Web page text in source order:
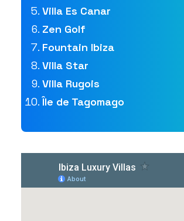
Villa Es Canar
Zen Golf
Fountain Ibiza
Villa Star
Villa Rugois
Île de Tagomago